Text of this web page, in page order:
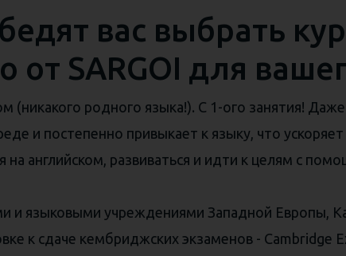
вас выбрать
от SARGOI для
(никакого родного языка!). С 1-ого занятия!
и постепенно привыкает к языку, что ускоряет
английском, развиваться и идти к целям с
и языковыми учреждениями Западной Европы,
к сдаче кембриджских экзаменов - Cambridge